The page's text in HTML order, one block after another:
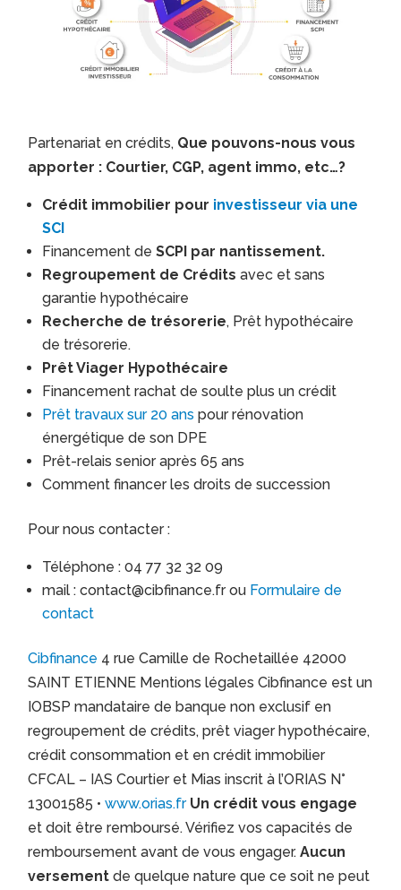
Partenariat en crédits, Que pouvons-nous vous
apporter : Courtier, CGP, agent immo, etc…?
Crédit immobilier pour investisseur via une
SCI
Financement deSCPI par nantissement.
Regroupement de Créditsavec et sans
garantie hypothécaire
Recherche de trésorerie, Prêt hypothécaire
de trésorerie.
Prêt Viager Hypothécaire
Financement rachat de soulte plus un crédit
Prêt travaux sur 20 ans pour rénovation
énergétique de son DPE
Prêt-relais senior après 65 ans
Comment financer les droits de succession
Pour nous contacter :
Téléphone : 04 77 32 32 09
mail : contact@cibfinance.fr ou Formulaire de
contact
Cibfinance 4 rue Camille de Rochetaillée 42000
SAINT ETIENNE Mentions légales Cibfinance est un
IOBSP mandataire de banque non exclusif en
regroupement de crédits, prêt viager hypothécaire,
crédit consommation et en crédit immobilier
CFCAL – IAS Courtier et Mias inscrit à l’ORIAS N°
13001585 •www.orias.fr Un crédit vous engage
et doit être remboursé. Vérifiez vos capacités de
remboursement avant de vous engager.Aucun
versement de quelque nature que ce soit ne peut